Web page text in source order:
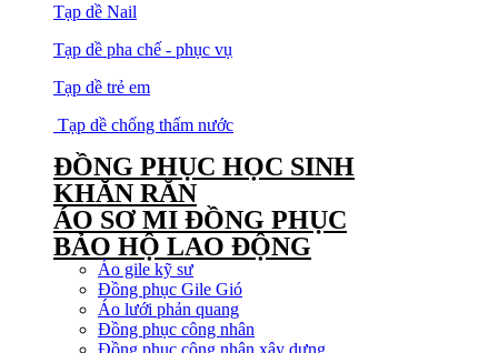
Tạp dề Nail
Tạp dề pha chế - phục vụ
Tạp dề trẻ em
Tạp dề chống thấm nước
ĐỒNG PHỤC HỌC SINH
KHĂN RẰN
ÁO SƠ MI ĐỒNG PHỤC
BẢO HỘ LAO ĐỘNG
Áo gile kỹ sư
Đồng phục Gile Gió
Áo lưới phản quang
Đồng phục công nhân
Đồng phục công nhân xây dựng